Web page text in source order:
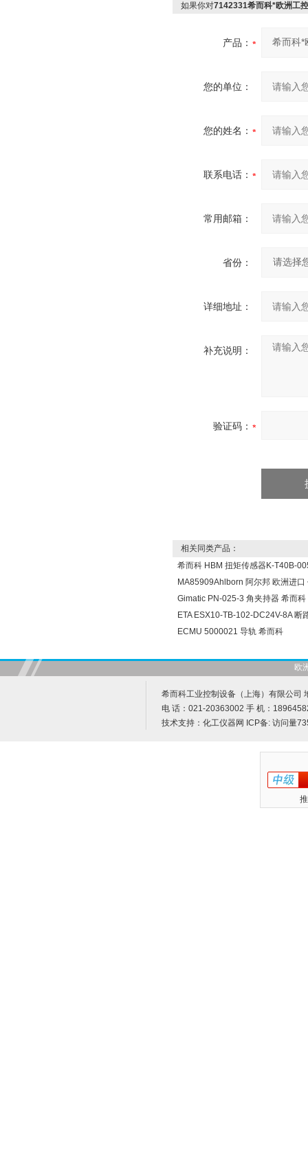
如果你对7142331希而科*欧洲工
产品：
您的单位：
您的姓名：
联系电话：
常用邮箱：
省份：
详细地址：
补充说明：
验证码：
相关同类产品：
希而科 HBM 扭矩传感器K-T40B-
MA85909Ahlborn 阿尔邦 欧洲进口
Gimatic PN-025-3 角夹持器 希而科
ETA ESX10-TB-102-DC24V-8A 断
ECMU 5000021 导轨 希而科
欧
希而科工业控制设备（上海）有限公司
电 话：021-20363002 手 机：
技术支持： 化工仪器网 ICP备: 访问量